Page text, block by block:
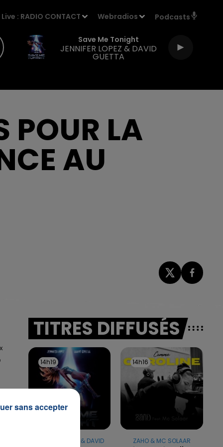
Live : RADIO CONTACT Webradios Podcasts
Save Me Tonight
JENNIFER LOPEZ & DAVID
GUETTA
POUR LA
AU
TITRES DIFFUSÉS
14h19
14h19
JENNIFER LOPEZ & DAVID
14h16
14h16
ZAHO & MC SOLAAR
sans accepter